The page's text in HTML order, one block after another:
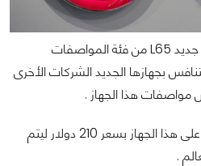
فقد اعلنت شركة LG عن هاتف جديد L65 من فئة المواصفات
بجهازها الجديد الشركات الأخرى
هذا الجهاز .
وحصلت الأسواق الروسية أولاً على هذا الجهاز بسعر 210 دولار ليتم
.